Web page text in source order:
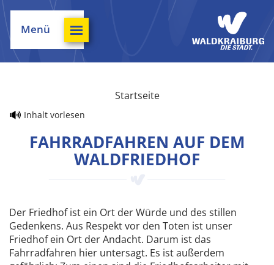
Menü
Startseite
Inhalt vorlesen
FAHRRADFAHREN AUF DEM
WALDFRIEDHOF
Der Friedhof ist ein Ort der Würde und des stillen
Gedenkens. Aus Respekt vor den Toten ist unser
Friedhof ein Ort der Andacht. Darum ist das
Fahrradfahren hier untersagt. Es ist außerdem